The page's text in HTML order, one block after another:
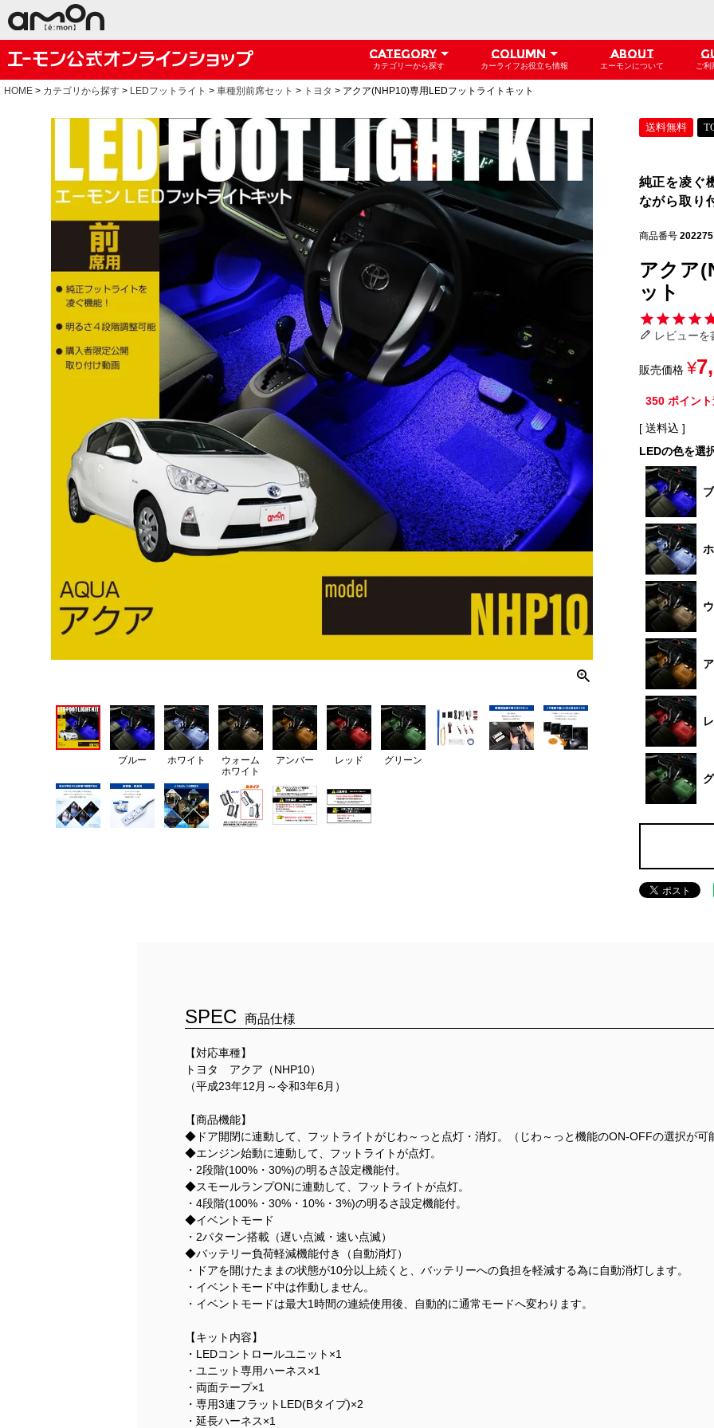
CATEGORY
カテゴリーから探す
COLUMN
カーライフお役立ち情報
ABOUT
エーモンについて ご
HOME カテゴリから探す LEDフットライト 車種別前席セット トヨタ アクア(NHP10)専用LEDフットライトキット
ブルー ホワイト
ウォーム
ホワイト
アンバー レッド グリーン
送料無料
純正を凌ぐ
ながら取り
商品番号 202275
アクア
ット
レビューを
販売価格 ¥
350 ポイン
送料込
LEDの色を選
SPEC 商品仕様
【対応車種】
トヨタ アクア（NHP10）
（平成23年12月～令和3年6月）
【商品機能】
◆ドア開閉に連動して、フットライトがじわ～っと点灯・消灯。（じわ～っと機能のON-OFFの選択が可
◆エンジン始動に連動して、フットライトが点灯。
・2段階(100%・30%)の明るさ設定機能付。
◆スモールランプONに連動して、フットライトが点灯。
・4段階(100%・30%・10%・3%)の明るさ設定機能付。
◆イベントモード
・2パターン搭載（遅い点滅・速い点滅）
◆バッテリー負荷軽減機能付き（自動消灯）
・ドアを開けたままの状態が10分以上続くと、バッテリーへの負担を軽減する為に自動消灯します。
・イベントモード中は作動しません。
・イベントモードは最大1時間の連続使用後、自動的に通常モードへ変わります。
【キット内容】
・LEDコントロールユニット×1
・ユニット専用ハーネス×1
・両面テープ×1
・専用3連フラットLED(Bタイプ)×2
・延長ハーネス×1